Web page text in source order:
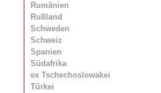
Rumänien
Rußland
Schweden
Schweiz
Spanien
Südafrika
ex Tschechoslowakei
Türkei